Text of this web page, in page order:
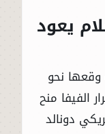
يعود
وقعها نحو
الفيفا منح
دونالد